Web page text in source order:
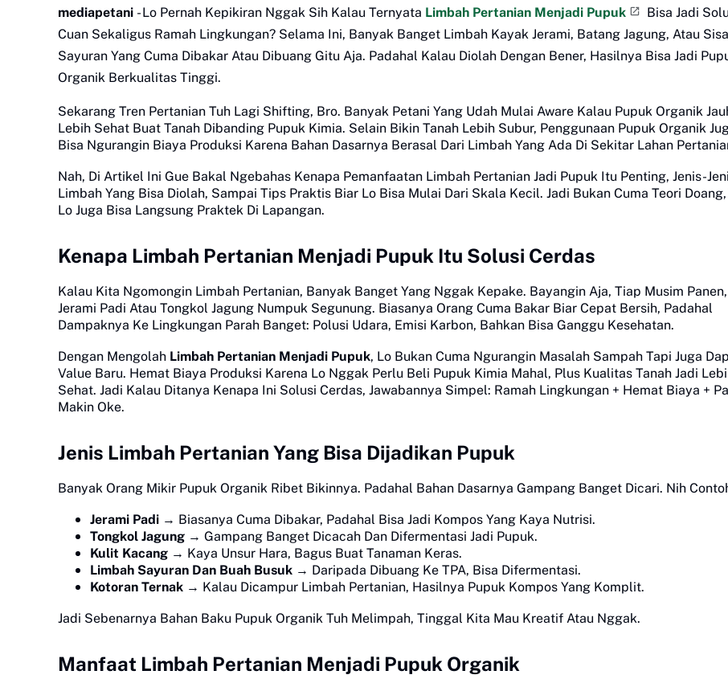
mediapetani - Lo Pernah Kepikiran Nggak Sih Kalau Ternyata Limbah Pertanian Menjadi Pupuk
Bisa Jadi
Cuan Sekaligus Ramah Lingkungan? Selama Ini, Banyak Banget Limbah Kayak Jerami, Batang Jagung, Atau Sisa
Sayuran Yang Cuma Dibakar Atau Dibuang Gitu Aja. Padahal Kalau Diolah Dengan Bener, Hasilnya Bisa Jadi
Organik Berkualitas Tinggi.
Sekarang Tren Pertanian Tuh Lagi Shifting, Bro. Banyak Petani Yang Udah Mulai Aware Kalau Pupuk Organik
Lebih Sehat Buat Tanah Dibanding Pupuk Kimia. Selain Bikin Tanah Lebih Subur, Penggunaan Pupuk Organik
Bisa Ngurangin Biaya Produksi Karena Bahan Dasarnya Berasal Dari Limbah Yang Ada Di Sekitar Lahan
Nah, Di Artikel Ini Gue Bakal Ngebahas Kenapa Pemanfaatan Limbah Pertanian Jadi Pupuk Itu Penting, Jenis-
Limbah Yang Bisa Diolah, Sampai Tips Praktis Biar Lo Bisa Mulai Dari Skala Kecil. Jadi Bukan Cuma Teori
Lo Juga Bisa Langsung Praktek Di Lapangan.
Kenapa Limbah Pertanian Menjadi Pupuk Itu Solusi Cerdas
Kalau Kita Ngomongin Limbah Pertanian, Banyak Banget Yang Nggak Kepake. Bayangin Aja, Tiap Musim Panen,
Jerami Padi Atau Tongkol Jagung Numpuk Segunung. Biasanya Orang Cuma Bakar Biar Cepat Bersih, Padahal
Dampaknya Ke Lingkungan Parah Banget: Polusi Udara, Emisi Karbon, Bahkan Bisa Ganggu Kesehatan.
Dengan Mengolah Limbah Pertanian Menjadi Pupuk, Lo Bukan Cuma Ngurangin Masalah Sampah Tapi Juga
Value Baru. Hemat Biaya Produksi Karena Lo Nggak Perlu Beli Pupuk Kimia Mahal, Plus Kualitas Tanah Jadi
Sehat. Jadi Kalau Ditanya Kenapa Ini Solusi Cerdas, Jawabannya Simpel: Ramah Lingkungan + Hemat Biaya +
Makin Oke.
Jenis Limbah Pertanian Yang Bisa Dijadikan Pupuk
Banyak Orang Mikir Pupuk Organik Ribet Bikinnya. Padahal Bahan Dasarnya Gampang Banget Dicari. Nih
Jerami Padi → Biasanya Cuma Dibakar, Padahal Bisa Jadi Kompos Yang Kaya Nutrisi.
Tongkol Jagung → Gampang Banget Dicacah Dan Difermentasi Jadi Pupuk.
Kulit Kacang → Kaya Unsur Hara, Bagus Buat Tanaman Keras.
Limbah Sayuran Dan Buah Busuk → Daripada Dibuang Ke TPA, Bisa Difermentasi.
Kotoran Ternak → Kalau Dicampur Limbah Pertanian, Hasilnya Pupuk Kompos Yang Komplit.
Jadi Sebenarnya Bahan Baku Pupuk Organik Tuh Melimpah, Tinggal Kita Mau Kreatif Atau Nggak.
Manfaat Limbah Pertanian Menjadi Pupuk Organik